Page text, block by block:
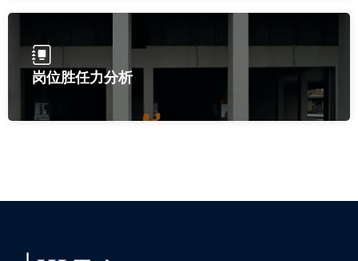
岗位胜任力分析